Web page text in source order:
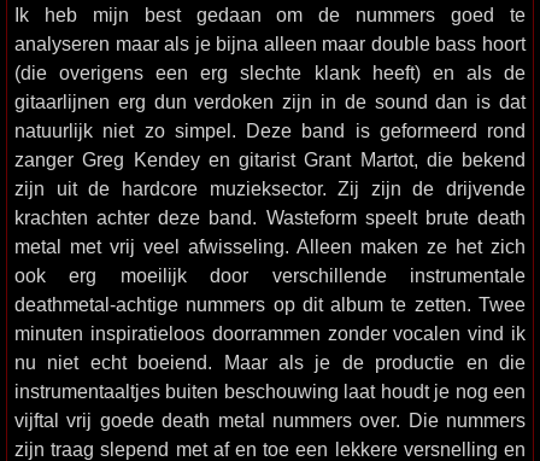
Ik heb mijn best gedaan om de nummers goed te
analyseren maar als je bijna alleen maar double bass hoort
(die overigens een erg slechte klank heeft) en als de
gitaarlijnen erg dun verdoken zijn in de sound dan is dat
natuurlijk niet zo simpel. Deze band is geformeerd rond
zanger Greg Kendey en gitarist Grant Martot, die bekend
zijn uit de hardcore muzieksector. Zij zijn de drijvende
krachten achter deze band. Wasteform speelt brute death
metal met vrij veel afwisseling. Alleen maken ze het zich
ook erg moeilijk door verschillende instrumentale
deathmetal-achtige nummers op dit album te zetten. Twee
minuten inspiratieloos doorrammen zonder vocalen vind ik
nu niet echt boeiend. Maar als je de productie en die
instrumentaaltjes buiten beschouwing laat houdt je nog een
vijftal vrij goede death metal nummers over. Die nummers
zijn traag slepend met af en toe een lekkere versnelling en